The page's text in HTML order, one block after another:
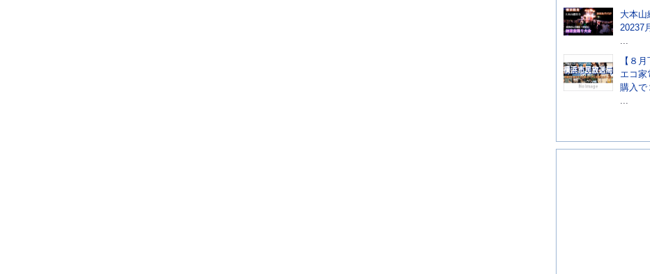
大本
20237
...
【８
エコ家
購入で
...